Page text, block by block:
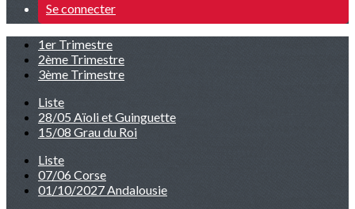
Se connecter
1er Trimestre
2ème Trimestre
3ème Trimestre
Liste
28/05 Aïoli et Guinguette
15/08 Grau du Roi
Liste
07/06 Corse
01/10/2027 Andalousie